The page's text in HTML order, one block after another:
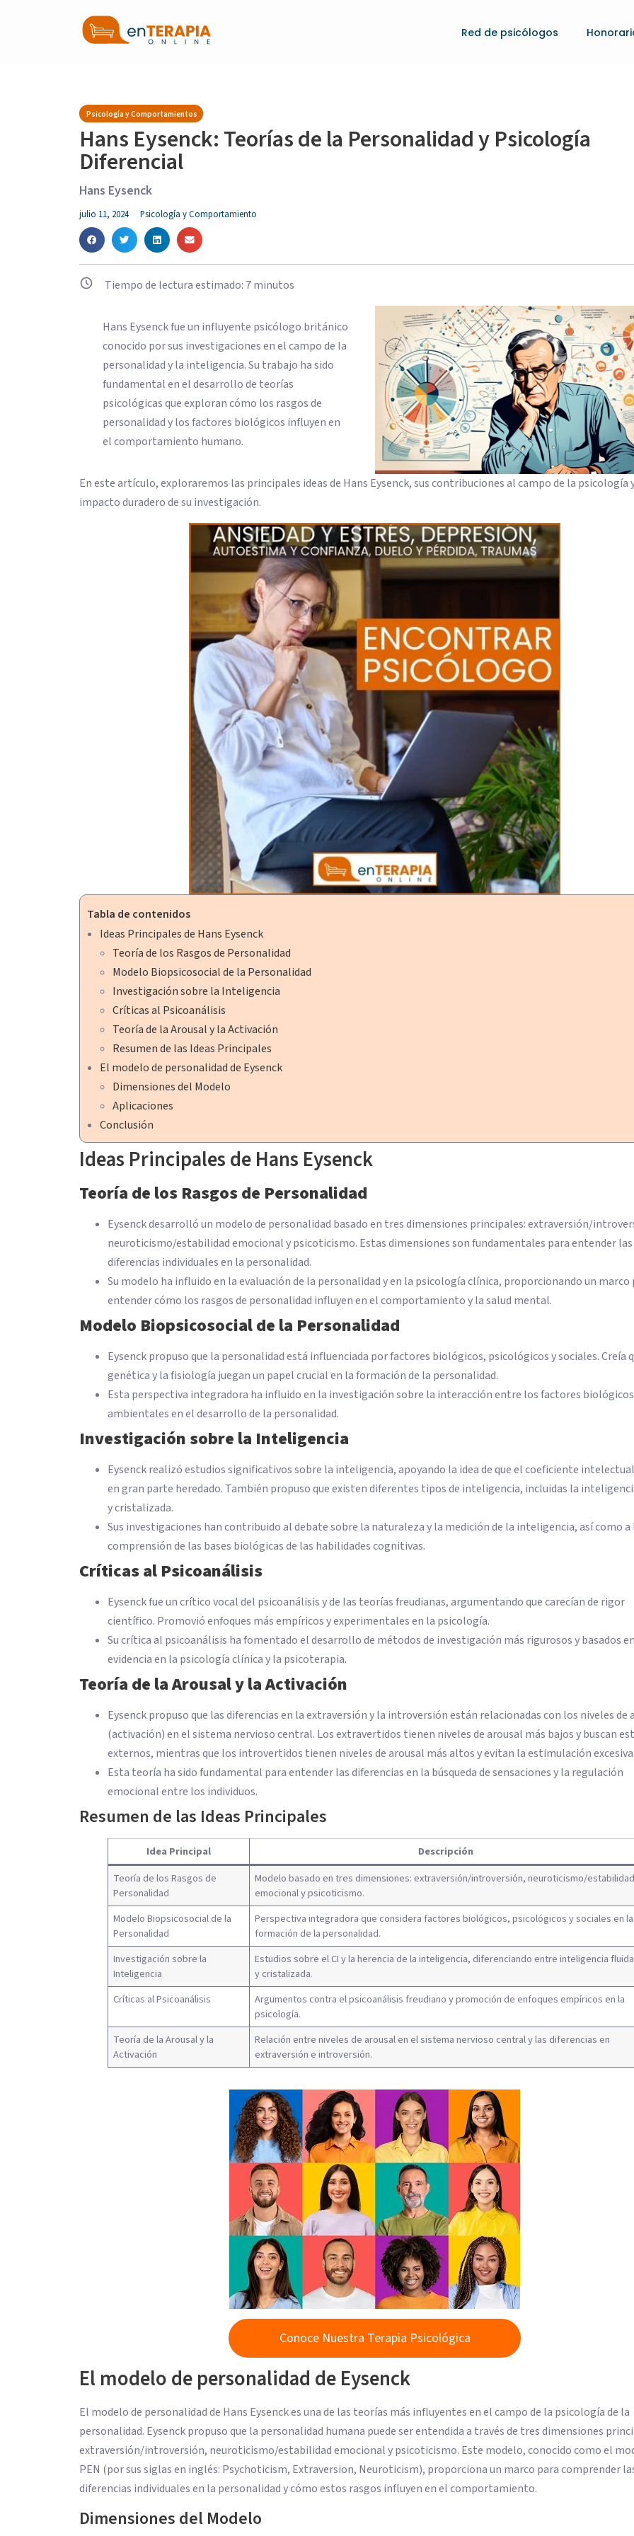
Red de psicólogos
Psicología y Comportamientos
Hans Eysenck: Teorías de la Personalidad y Psicología
Diferencial
Hans Eysenck
julio 11, 2024 Psicología y Comportamiento
Tiempo de lectura estimado: 7minutos
Hans Eysenck fue un influyente psicólogo británico
conocido por sus investigaciones en el campo de la
personalidad y la inteligencia. Su trabajo ha sido
fundamental en el desarrollo de teorías
psicológicas que exploran cómo los rasgos de
personalidad y los factores biológicos influyen en
el comportamiento humano.
En este artículo, exploraremos las principales ideas de Hans Eysenck, sus contribuciones al campo de la psicología
impacto duradero de su investigación.
Tabla de contenidos
Ideas Principales de Hans Eysenck
Teoría de los Rasgos de Personalidad
Modelo Biopsicosocial de la Personalidad
Investigación sobre la Inteligencia
Críticas al Psicoanálisis
Teoría de la Arousal y la Activación
Resumen de las Ideas Principales
El modelo de personalidad de Eysenck
Dimensiones del Modelo
Aplicaciones
Conclusión
Ideas Principales de Hans Eysenck
Teoría de los Rasgos de Personalidad
Eysenck desarrolló un modelo de personalidad basado en tres dimensiones principales: extraversión/
neuroticismo/estabilidad emocional y psicoticismo. Estas dimensiones son fundamentales para entender las
diferencias individuales en la personalidad.
Su modelo ha influido en la evaluación de la personalidad y en la psicología clínica, proporcionando un marco
entender cómo los rasgos de personalidad influyen en el comportamiento y la salud mental.
Modelo Biopsicosocial de la Personalidad
Eysenck propuso que la personalidad está influenciada por factores biológicos, psicológicos y sociales. Creía
genética y la fisiología juegan un papel crucial en la formación de la personalidad.
Esta perspectiva integradora ha influido en la investigación sobre la interacción entre los factores
ambientales en el desarrollo de la personalidad.
Investigación sobre la Inteligencia
Eysenck realizó estudios significativos sobre la inteligencia, apoyando la idea de que el coeficiente
en gran parte heredado. También propuso que existen diferentes tipos de inteligencia, incluidas la
y cristalizada.
Sus investigaciones han contribuido al debate sobre la naturaleza y la medición de la inteligencia, así como a
comprensión de las bases biológicas de las habilidades cognitivas.
Críticas al Psicoanálisis
Eysenck fue un crítico vocal del psicoanálisis y de las teorías freudianas, argumentando que carecían de rigor
científico. Promovió enfoques más empíricos y experimentales en la psicología.
Su crítica al psicoanálisis ha fomentado el desarrollo de métodos de investigación más rigurosos y basados
evidencia en la psicología clínica y la psicoterapia.
Teoría de la Arousal y la Activación
Eysenck propuso que las diferencias en la extraversión y la introversión están relacionadas con los niveles de
(activación) en el sistema nervioso central. Los extravertidos tienen niveles de arousal más bajos y buscan
externos, mientras que los introvertidos tienen niveles de arousal más altos y evitan la estimulación excesiva.
Esta teoría ha sido fundamental para entender las diferencias en la búsqueda de sensaciones y la regulación
emocional entre los individuos.
Resumen de las Ideas Principales
Idea Principal
Descripción
Teoría de los Rasgos de
Personalidad
Modelo basado en tres dimensiones: extraversión/introversión, neuroticismo/estabilidad
emocional y psicoticismo.
Modelo Biopsicosocial de la
Personalidad
Perspectiva integradora que considera factores biológicos, psicológicos y sociales en la
formación de la personalidad.
Investigación sobre la
Inteligencia
Estudios sobre el CI y la herencia de la inteligencia, diferenciando entre inteligencia fluida
y cristalizada.
Críticas al Psicoanálisis
Argumentos contra el psicoanálisis freudiano y promoción de enfoques empíricos en la
psicología.
Teoría de la Arousal y la
Activación
Relación entre niveles de arousal en el sistema nervioso central y las diferencias en
extraversión e introversión.
Conoce Nuestra Terapia Psicológica
El modelo de personalidad de Eysenck
El modelo de personalidad de Hans Eysenck es una de las teorías más influyentes en el campo de la psicología de la
personalidad. Eysenck propuso que la personalidad humana puede ser entendida a través de tres dimensiones
extraversión/introversión, neuroticismo/estabilidad emocional y psicoticismo. Este modelo, conocido como el
PEN (por sus siglas en inglés: Psychoticism, Extraversion, Neuroticism), proporciona un marco para comprender
diferencias individuales en la personalidad y cómo estos rasgos influyen en el comportamiento.
Dimensiones del Modelo